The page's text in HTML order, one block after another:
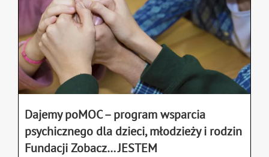
Dajemy poMOC – program wsparcia
psychicznego dla dzieci, młodzieży i rodzin
Fundacji Zobacz… JESTEM